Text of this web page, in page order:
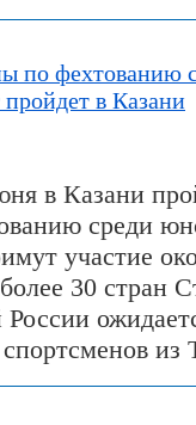
по фехтованию
в Казани
в Казани
среди
участие
30 стран
России
из